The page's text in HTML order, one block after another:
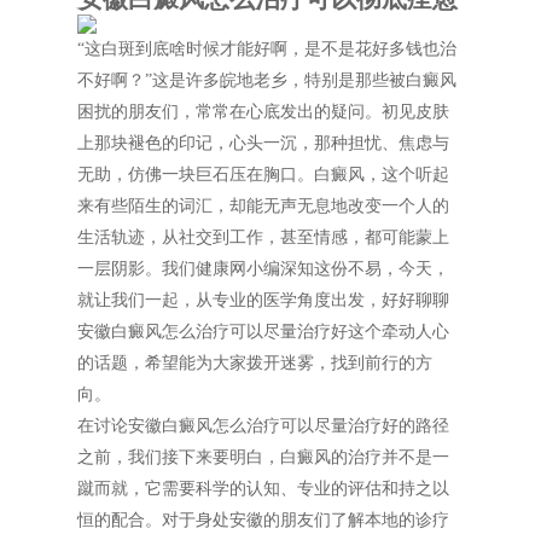
“这白斑到底啥时候才能好啊，是不是花好多钱也治
不好啊？”这是许多皖地老乡，特别是那些被白癜风
困扰的朋友们，常常在心底发出的疑问。初见皮肤
上那块褪色的印记，心头一沉，那种担忧、焦虑与
无助，仿佛一块巨石压在胸口。白癜风，这个听起
来有些陌生的词汇，却能无声无息地改变一个人的
生活轨迹，从社交到工作，甚至情感，都可能蒙上
一层阴影。我们健康网小编深知这份不易，今天，
就让我们一起，从专业的医学角度出发，好好聊聊
安徽白癜风怎么治疗可以尽量治疗好这个牵动人心
的话题，希望能为大家拨开迷雾，找到前行的方
向。
在讨论安徽白癜风怎么治疗可以尽量治疗好的路径
之前，我们接下来要明白，白癜风的治疗并不是一
蹴而就，它需要科学的认知、专业的评估和持之以
恒的配合。对于身处安徽的朋友们了解本地的诊疗